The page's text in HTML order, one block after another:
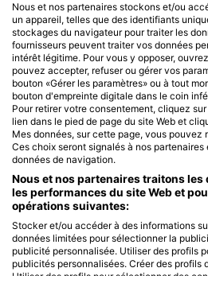
Nous et nos partenaires stockons et/ou
un appareil, telles que des identifiants
stockages du navigateur pour traiter les
fournisseurs peuvent traiter vos données
intérêt légitime. Pour vous y opposer,
pouvez accepter, refuser ou gérer vos
bouton «Gérer les paramètres» ou à tout
bouton d'empreinte digitale dans le coin
Pour retirer votre consentement, cliquez
lien dans le pied de page du site Web et
Mes données, sur cette page, vous pouvez
Ces choix seront signalés à nos
données de navigation.
Nous et nos partenaires traitons les
les performances du site Web et
opérations suivantes:
Stocker et/ou accéder à des informations
données limitées pour sélectionner la
publicité personnalisée. Utiliser des profils
publicités personnalisées. Créer des profils
Utiliser des profils pour sélectionner des